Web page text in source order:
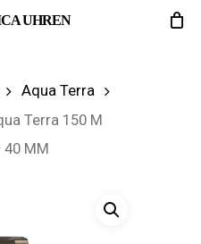
UHREN
Aqua Terra
Terra 150 M
40 MM